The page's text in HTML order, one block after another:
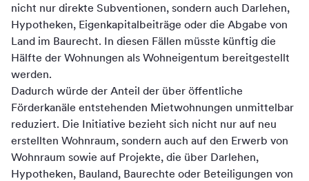
nicht nur direkte Subventionen, sondern auch Darlehen,
Hypotheken, Eigenkapitalbeiträge oder die Abgabe von
Land im Baurecht. In diesen Fällen müsste künftig die
Hälfte der Wohnungen als Wohneigentum bereitgestellt
werden.
Dadurch würde der Anteil der über öffentliche
Förderkanäle entstehenden Mietwohnungen unmittelbar
reduziert. Die Initiative bezieht sich nicht nur auf neu
erstellten Wohnraum, sondern auch auf den Erwerb von
Wohnraum sowie auf Projekte, die über Darlehen,
Hypotheken, Bauland, Baurechte oder Beteiligungen von